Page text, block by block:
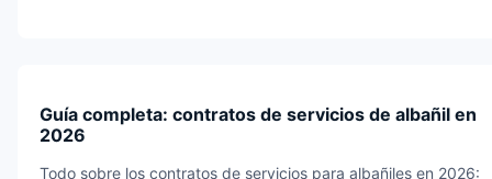
Guía completa: contratos de servicios de albañil en
2026
Todo sobre los contratos de servicios para albañiles en 2026: